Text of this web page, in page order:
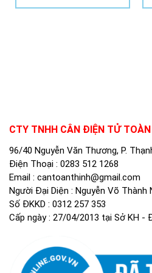
CTY TNHH CÂN ĐIỆN TỬ
96/40 Nguyễn Văn Thương, P.
Điện Thoại : 0283 512 1268
Email : cantoanthinh@gmail.com
Người Đại Diện : Nguyễn Võ Thành
Số ĐKKD : 0312 257 353
Cấp ngày : 27/04/2013 tại Sở KH -